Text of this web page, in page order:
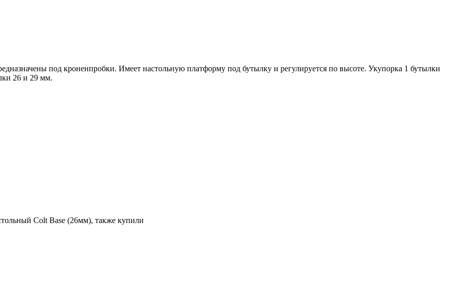
под кроненпробки. Имеет настольную платформу под бутылку и регулируется по высоте. Укупорка 1 бутылки
26 и 29 мм.
Colt Base (26мм), также купили